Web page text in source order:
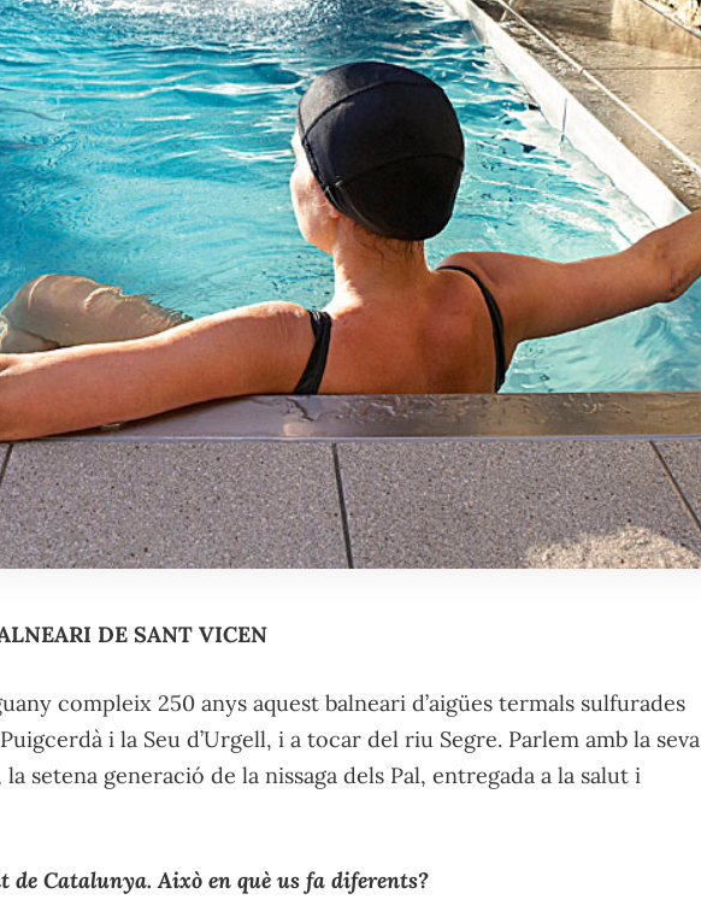
DE SANT VICEN
compleix 250 anys aquest balneari d’aigües termals sulfurades
i la Seu d’Urgell, i a tocar del riu Segre. Parlem amb la seva
setena generació de la nissaga dels Pal, entregada a la salut i
de Catalunya. Això en què us fa diferents?